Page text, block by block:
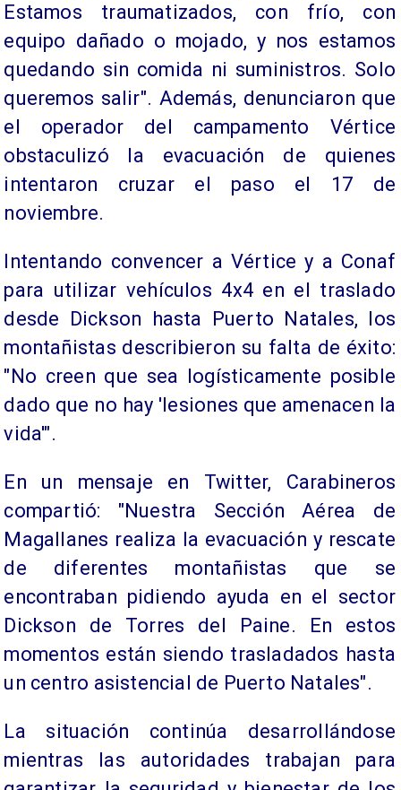
Estamos traumatizados, con frío, con
equipo dañado o mojado, y nos estamos
quedando sin comida ni suministros. Solo
queremos salir". Además, denunciaron que
el operador del campamento Vértice
obstaculizó la evacuación de quienes
intentaron cruzar el paso el 17 de
noviembre.
Intentando convencer a Vértice y a Conaf
para utilizar vehículos 4x4 en el traslado
desde Dickson hasta Puerto Natales, los
montañistas describieron su falta de éxito:
"No creen que sea logísticamente posible
dado que no hay 'lesiones que amenacen la
vida'".
En un mensaje en Twitter, Carabineros
compartió: "Nuestra Sección Aérea de
Magallanes realiza la evacuación y rescate
de diferentes montañistas que se
encontraban pidiendo ayuda en el sector
Dickson de Torres del Paine. En estos
momentos están siendo trasladados hasta
un centro asistencial de Puerto Natales".
La situación continúa desarrollándose
mientras las autoridades trabajan para